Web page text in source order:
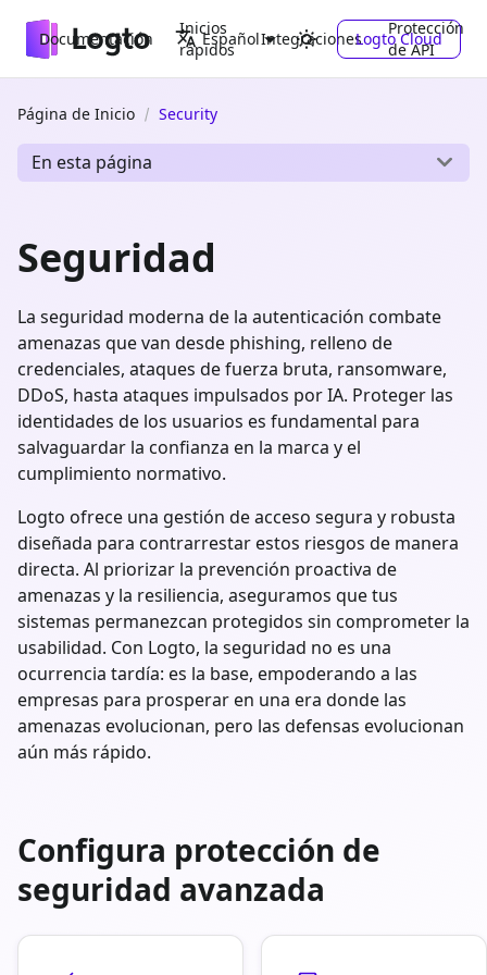
Documentación
Inicios
rápidos
Integraciones
Protección
de API
Español Logto Cloud
Página de Inicio Security
En esta página
Seguridad
La seguridad moderna de la autenticación combate
amenazas que van desde phishing, relleno de
credenciales, ataques de fuerza bruta, ransomware,
DDoS, hasta ataques impulsados por IA. Proteger las
identidades de los usuarios es fundamental para
salvaguardar la confianza en la marca y el
cumplimiento normativo.
Logto ofrece una gestión de acceso segura y robusta
diseñada para contrarrestar estos riesgos de manera
directa. Al priorizar la prevención proactiva de
amenazas y la resiliencia, aseguramos que tus
sistemas permanezcan protegidos sin comprometer la
usabilidad. Con Logto, la seguridad no es una
ocurrencia tardía: es la base, empoderando a las
empresas para prosperar en una era donde las
amenazas evolucionan, pero las defensas evolucionan
aún más rápido.
Configura protección de
seguridad avanzada